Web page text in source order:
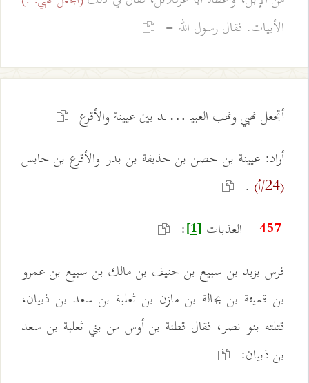
الأبيات. فقال رسول الله =
أتجعل نهبي ونهب العبيـ … ـد بين عيينة والأقرع
أراد: عيينة بن حصن بن حذيفة بن بدر والأقرع بن حابس
(24/أ) .
457 - العذبات [1]
:
فرس يزيد بن سبيع بن حنيف بن مالك بن سبيع بن عمرو
بن قميئة بن بجالة بن مازن بن ثعلبة بن سعد بن ذبيان،
قتلته بنو نصر، فقال قطنة بن أوس من بني ثعلبة بن سعد
بن ذبيان: